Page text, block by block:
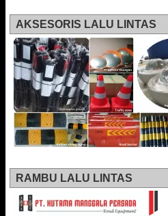
AKSESORIS LALU LINTAS
RAMBU LALU LINTAS